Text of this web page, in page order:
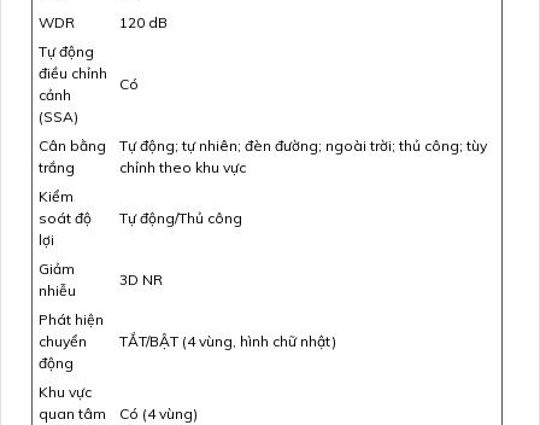
WDR
120 dB
Tự động
điều chỉnh
cảnh
(SSA)
Có
Cân bằng
trắng
Tự động; tự nhiên; đèn đường; ngoài trời; thủ công; tùy
chỉnh theo khu vực
Kiểm
soát độ
lợi
Tự động/Thủ công
Giảm
nhiễu
3D NR
Phát hiện
chuyển
động
TẮT/BẬT (4 vùng, hình chữ nhật)
Khu vực
quan tâm
Có (4 vùng)